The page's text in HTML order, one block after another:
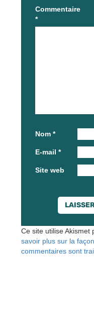
Commentaire
*
Nom *
E-mail *
Site web
Ce site utilise Akismet
savoir plus sur la
commentaires sont